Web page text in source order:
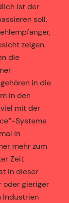
ist der
soll.
zeigen.
die
in die
in den
mit der
Systeme
in
mehr zum
Zeit
in dieser
oder gieriger
Industrien